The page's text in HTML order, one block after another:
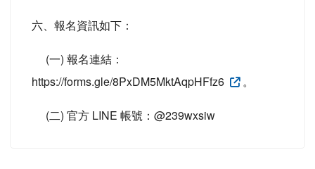
六、報名資訊如下：
(一) 報名連結：
https://forms.gle/8PxDM5MktAqpHFfz6
。
(二) 官方 LINE 帳號：@239wxsiw